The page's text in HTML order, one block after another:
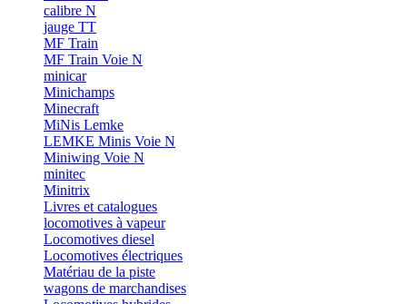
calibre N
jauge TT
MF Train
MF Train Voie N
minicar
Minichamps
Minecraft
MiNis Lemke
LEMKE Minis Voie N
Miniwing Voie N
minitec
Minitrix
Livres et catalogues
locomotives à vapeur
Locomotives diesel
Locomotives électriques
Matériau de la piste
wagons de marchandises